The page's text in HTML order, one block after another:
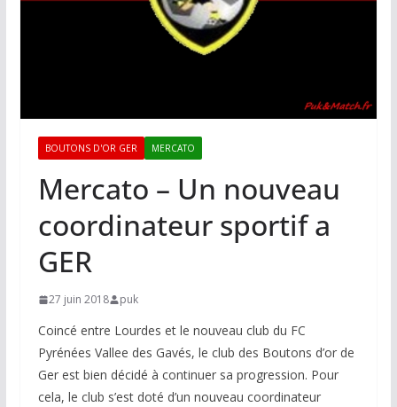
BOUTONS D'OR GER MERCATO
Mercato – Un nouveau
coordinateur sportif a
GER
27 juin 2018 puk
Coincé entre Lourdes et le nouveau club du FC
Pyrénées Vallee des Gavés, le club des Boutons d’or de
Ger est bien décidé à continuer sa progression. Pour
cela, le club s’est doté d’un nouveau coordinateur